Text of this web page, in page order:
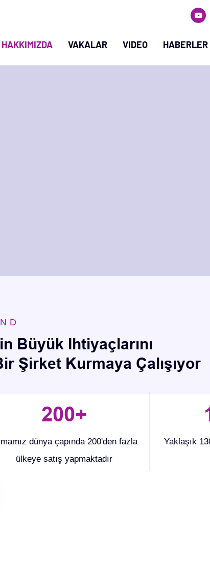
HAKKIMIZDA VAKALAR VIDEO HABERLER
Büyük Ihtiyaçlarını
Şirket Kurmaya Çalışıyor
200+
dünya çapında 200'den fazla
ülkeye satış yapmaktadır
Yaklaşık